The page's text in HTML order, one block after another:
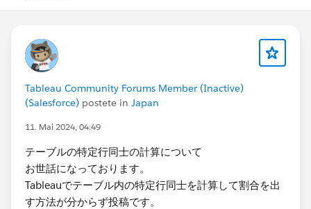
Tableau Community Forums Member (Inactive)
(Salesforce) postete in Japan
11. Mai 2024, 04:49
テーブルの特定行同士の計算について
お世話になっております。
Tableauでテーブル内の特定行同士を計算して割合を出
す方法が分からず投稿です。